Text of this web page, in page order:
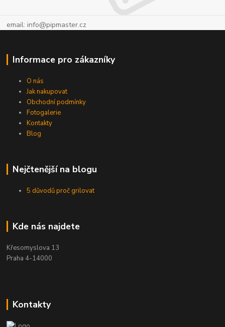
email: info@pipmaster.cz
Informace pro zákazníky
O nás
Jak nakupovat
Obchodní podmínky
Fotogalerie
Kontakty
Blog
Nejčtenější na blogu
5 důvodů proč grilovat
Kde nás najdete
Křesomyslova 13
Praha 4-14000
Kontakty